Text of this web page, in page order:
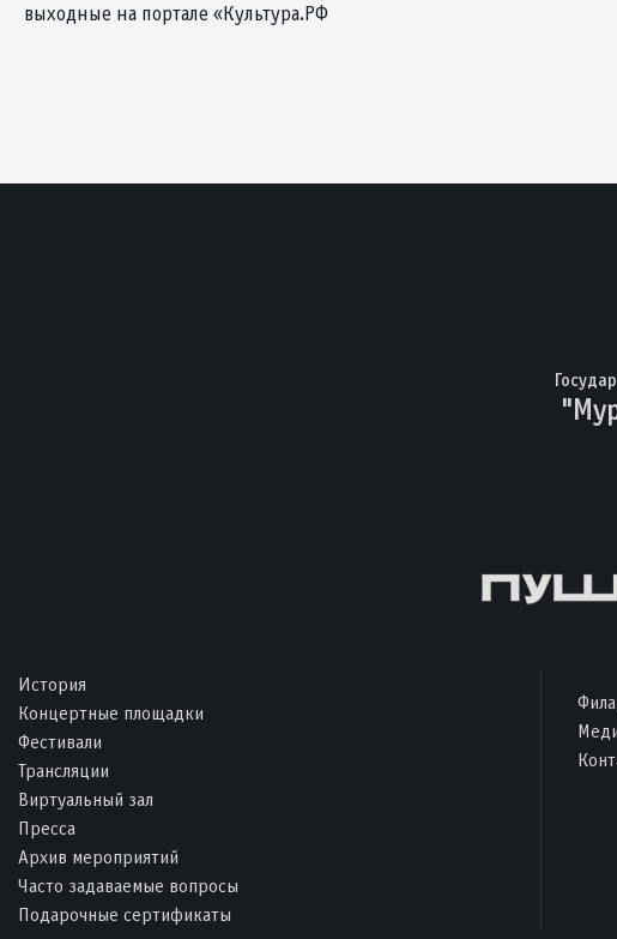
выходные на портале «Культура.РФ
История
Концертные площадки
Фестивали
Трансляции
Виртуальный зал
Пресса
Архив мероприятий
Часто задаваемые вопросы
Подарочные сертификаты